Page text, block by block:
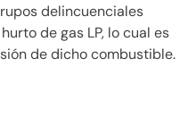
delincuenciales
de gas LP, lo cual es
de dicho combustible.